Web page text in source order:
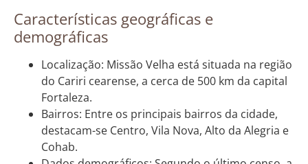
Características geográficas e
demográficas
Localização: Missão Velha está situada na região
do Cariri cearense, a cerca de 500 km da capital
Fortaleza.
Bairros: Entre os principais bairros da cidade,
destacam-se Centro, Vila Nova, Alto da Alegria e
Cohab.